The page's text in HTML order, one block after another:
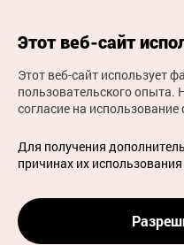
(с) Национальная
права защищены
Для извещения об
работой веб-сайта,
официальный адрес
russian@knto.or.kr
Этот веб-сайт
Этот веб-сайт использует
пользовательского опыта.
согласие на
Для получения
причинах их